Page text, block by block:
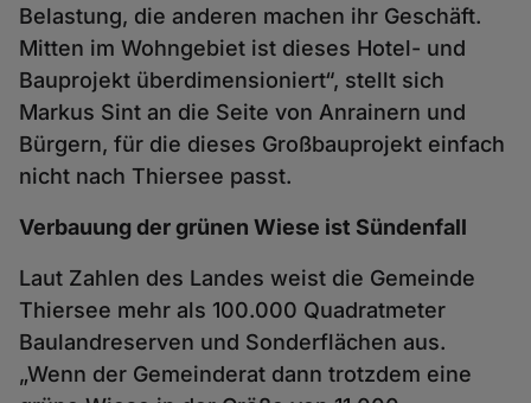
Belastung, die anderen machen ihr Geschäft.
Mitten im Wohngebiet ist dieses Hotel- und
Bauprojekt überdimensioniert“, stellt sich
Markus Sint an die Seite von Anrainern und
Bürgern, für die dieses Großbauprojekt einfach
nicht nach Thiersee passt.
Verbauung der grünen Wiese ist Sündenfall
Laut Zahlen des Landes weist die Gemeinde
Thiersee mehr als 100.000 Quadratmeter
Baulandreserven und Sonderflächen aus.
„Wenn der Gemeinderat dann trotzdem eine